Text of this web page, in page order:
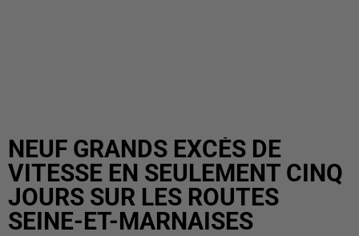
NEUF GRANDS EXCÈS DE
VITESSE EN SEULEMENT CINQ
JOURS SUR LES ROUTES
SEINE-ET-MARNAISES